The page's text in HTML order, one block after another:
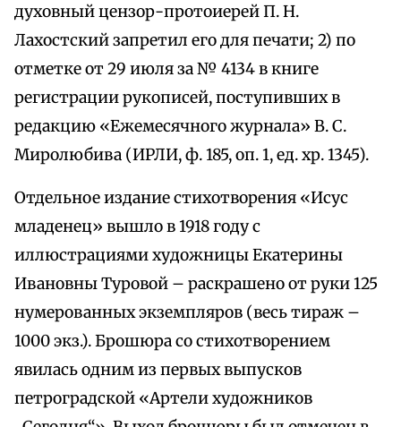
духовный цензор-протоиерей П. Н.
Лахостский запретил его для печати; 2) по
отметке от 29 июля за № 4134 в книге
регистрации рукописей, поступивших в
редакцию «Ежемесячного журнала» В. С.
Миролюбива (ИРЛИ, ф. 185, оп. 1, ед. хр. 1345).
Отдельное издание стихотворения «Исус
младенец» вышло в 1918 году с
иллюстрациями художницы Екатерины
Ивановны Туровой – раскрашено от руки 125
нумерованных экземпляров (весь тираж –
1000 экз.). Брошюра со стихотворением
явилась одним из первых выпусков
петроградской «Артели художников